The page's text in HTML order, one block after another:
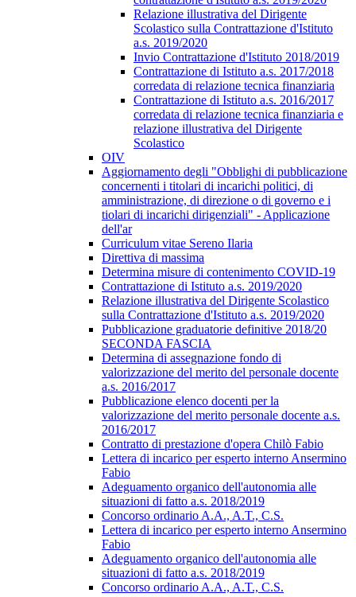
Relazione illustrativa del Dirigente
Scolastico sulla Contrattazione d'Istituto
a.s. 2019/2020
Invio Contrattazione d'Istituto 2018/2019
Contrattazione di Istituto a.s. 2017/2018
corredata di relazione tecnica finanziaria
Contrattazione di Istituto a.s. 2016/2017
corredata di relazione tecnica finanziaria e
relazione illustrativa del Dirigente
Scolastico
OIV
Aggiornamento degli "Obblighi di pubblicazione
concernenti i titolari di incarichi politici, di
amministrazione, di direzione o di governo e i
tiolari di incarichi dirigenziali" - Applicazione
dell'ar
Curriculum vitae Sereno Ilaria
Direttiva di massima
Determina misure di contenimento COVID-19
Contrattazione di Istituto a.s. 2019/2020
Relazione illustrativa del Dirigente Scolastico
sulla Contrattazione d'Istituto a.s. 2019/2020
Pubblicazione graduatorie definitive 2018/20
SECONDA FASCIA
Determina di assegnazione fondo di
valorizzazione del merito del personale docente
a.s. 2016/2017
Pubblicazione elenco docenti per la
valorizzazione del merito personale docente a.s.
2016/2017
Contratto di prestazione d'opera Chilò Fabio
Lettera di incarico per esperto interno Ansermino
Fabio
Adeguamento organico dell'autonomia alle
situazioni di fatto a.s. 2018/2019
Concorso ordinario A.A., A.T., C.S.
Lettera di incarico per esperto interno Ansermino
Fabio
Adeguamento organico dell'autonomia alle
situazioni di fatto a.s. 2018/2019
Concorso ordinario A.A., A.T., C.S.